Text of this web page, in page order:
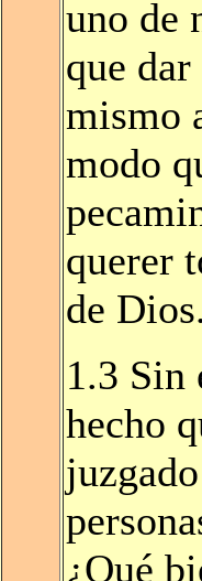
uno de
que
mismo
modo
querer
de
1.3 Sin
hecho
¿Qué